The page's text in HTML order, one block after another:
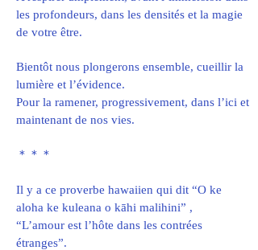
les profondeurs, dans les densités et la magie
de votre être.
Bientôt nous plongerons ensemble, cueillir la
lumière et l’évidence.
Pour la ramener, progressivement, dans l’ici et
maintenant de nos vies.
＊＊＊
Il y a ce proverbe hawaiien qui dit “O ke
aloha ke kuleana o kāhi malihini” ,
“L’amour est l’hôte dans les contrées
étranges”.